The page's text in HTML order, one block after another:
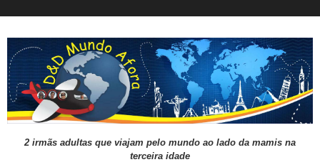
2 irmãs adultas que viajam pelo mundo ao lado da mamis na
terceira idade